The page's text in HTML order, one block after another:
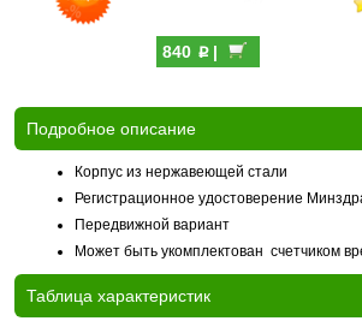
840 p|
Подробное описание
Корпус из нержавеющей стали
Регистрационное удостоверение
Передвижной вариант
Может быть укомплектован счетчиком
Таблица характеристик